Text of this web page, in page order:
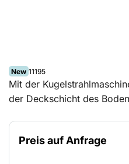
New 11195
Mit der
der Deckschicht des
gleichzeitigem Aufrauen
Entrosten von Stahl und
Preis auf Anfrage